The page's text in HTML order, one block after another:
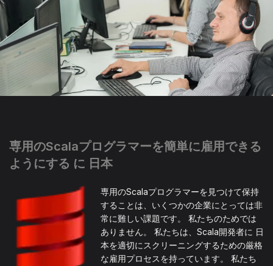
専用のScalaプログラマーを簡単に雇用できる
ようにする に 日本
専用のScalaプログラマーを見つけて保持
することは、いくつかの企業にとっては非
常に難しい課題です。 私たちのためでは
ありません。 私たちは、Scala開発者に 日
本を適切にスクリーニングするための厳格
な雇用プロセスを持っています。 私たち